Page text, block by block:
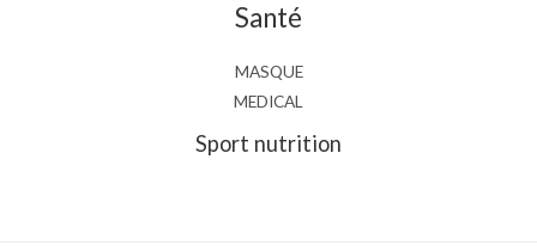
Santé
MASQUE
MEDICAL
Sport nutrition